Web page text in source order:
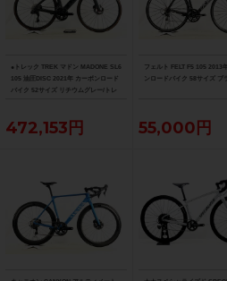
●トレック TREK マドン MADONE SL6
105 油圧DISC 2021年 カーボンロード
バイク 52サイズ リチウムグレー/トレ
472,153円
フェルト FELT F5 105 2013
ンロードバイク 58サイズ ブ
55,000円